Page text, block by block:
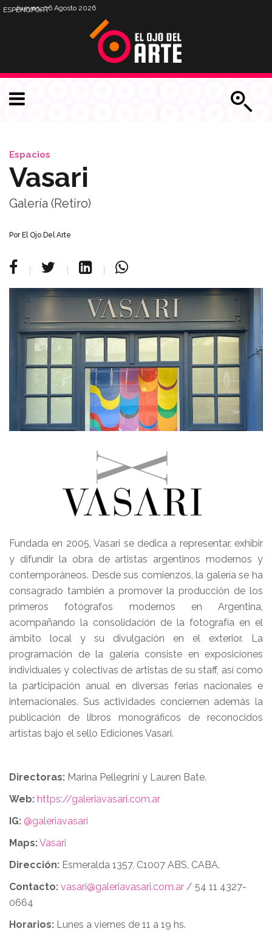
Jueves, 06 Agosto 2026
ESPENGPORT
Espacios
Vasari
Galería (Retiro)
Por El Ojo Del Arte
Fundada en 2005, Vasari se dedica a representar, exhibir
y difundir la obra de artistas argentinos modernos y
contemporáneos. Desde sus comienzos, la galería se ha
consagrado también a promover la producción de los
primeros fotógrafos modernos en Argentina,
acompañando la consolidación de la fotografía en el
ámbito local y su divulgación en el exterior. La
programación de la galería consiste en exposiciones
individuales y colectivas de artistas de su staff, así como
la participación anual en diversas ferias nacionales e
internacionales. Sus actividades conciernen además la
publicación de libros monográficos de reconocidos
artistas bajo el sello Ediciones Vasari.
Directoras: Marina Pellegrini y Lauren Bate.
Web: https://galeriavasari.com.ar
IG: @galeriavasari
Maps:Vasari
Dirección: Esmeralda 1357, C1007 ABS, CABA.
Contacto: vasari@galeriavasari.com.ar / 54 11 4327-
0664
Horarios: Lunes a viernes de 11 a 19 hs.